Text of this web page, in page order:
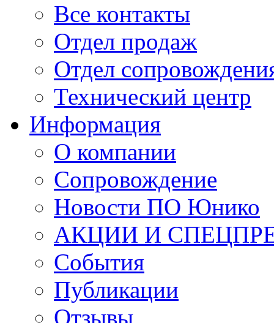
Все контакты
Отдел продаж
Отдел
Технический центр
Информация
О компании
Сопровождение
Новости ПО Юнико
АКЦИИ И
События
Публикации
Отзывы